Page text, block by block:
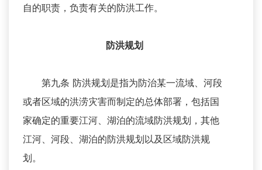
自的职责，负责有关的防洪工作。
防洪规划
第九条 防洪规划是指为防治某一流域、河段
或者区域的洪涝灾害而制定的总体部署，包括国
家确定的重要江河、湖泊的流域防洪规划，其他
江河、河段、湖泊的防洪规划以及区域防洪规
划。